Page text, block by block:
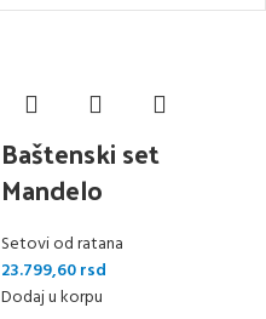
Baštenski set
Mandelo
Setovi od ratana
23.799,60rsd
Dodaj u korpu